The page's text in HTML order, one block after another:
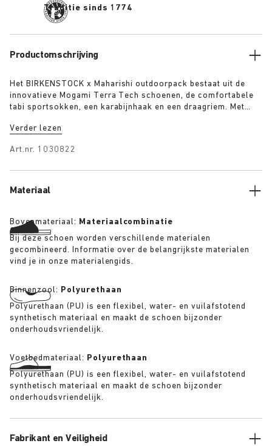
Traditie sinds 1774
Productomschrijving
Het BIRKENSTOCK x Maharishi outdoorpack bestaat uit de
innovatieve Mogami Terra Tech schoenen, de comfortabele
tabi sportsokken, een karabijnhaak en een draagriem. Met
hangen of ze met de karabijnhaak aan je rugzak vastmaken.
outdoor avontuur. Het pack bevat:
Verder lezen
Art.nr. 1030822
Materiaal
Bovenmateriaal: Materiaalcombinatie
Bij deze schoen worden verschillende materialen
gecombineerd. Informatie over de belangrijkste materialen
vind je in onze materialengids.
Binnenzool: Polyurethaan
Polyurethaan (PU) is een flexibel, water- en vuilafstotend
synthetisch materiaal en maakt de schoen bijzonder
onderhoudsvriendelijk.
Voetbedmateriaal: Polyurethaan
Polyurethaan (PU) is een flexibel, water- en vuilafstotend
synthetisch materiaal en maakt de schoen bijzonder
onderhoudsvriendelijk.
Fabrikant en Veiligheid